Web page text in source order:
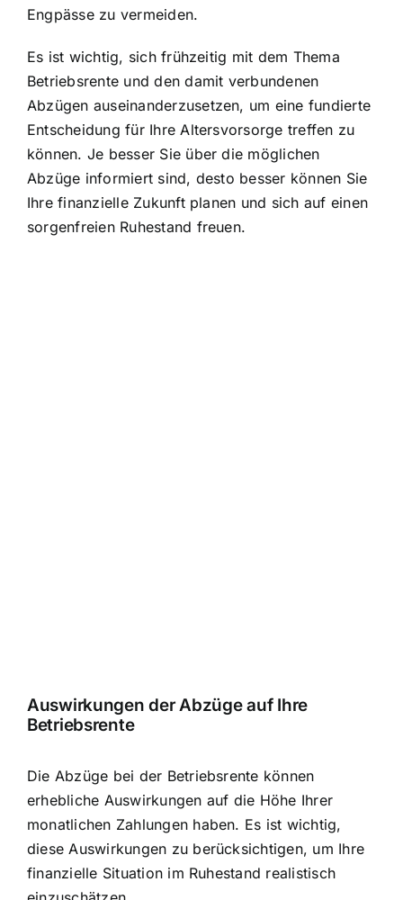
Engpässe zu vermeiden.
Es ist wichtig, sich frühzeitig mit dem Thema
Betriebsrente und den damit verbundenen
Abzügen auseinanderzusetzen, um eine fundierte
Entscheidung für Ihre Altersvorsorge treffen zu
können. Je besser Sie über die möglichen
Abzüge informiert sind, desto besser können Sie
Ihre finanzielle Zukunft planen und sich auf einen
sorgenfreien Ruhestand freuen.
Auswirkungen der Abzüge auf Ihre
Betriebsrente
Die Abzüge bei der Betriebsrente können
erhebliche Auswirkungen auf die Höhe Ihrer
monatlichen Zahlungen haben. Es ist wichtig,
diese Auswirkungen zu berücksichtigen, um Ihre
finanzielle Situation im Ruhestand realistisch